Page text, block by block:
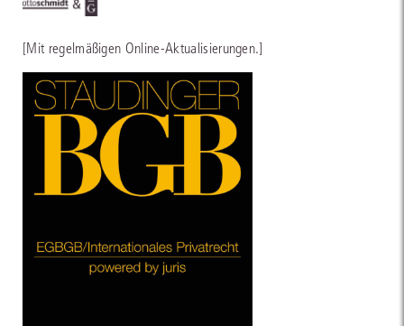
[Mit regelmäßigen Online-Aktualisierungen.]